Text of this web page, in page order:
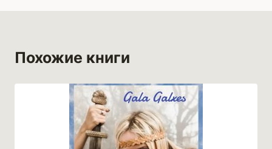
Похожие книги